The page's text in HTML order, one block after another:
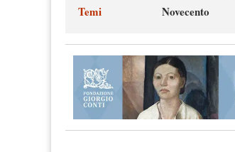
Temi
Novecento